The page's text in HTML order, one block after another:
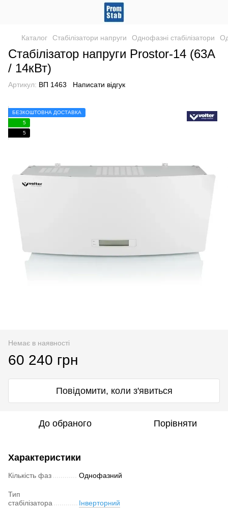
Каталог Стабілізатори напруги Однофазні стабілізатори
Стабілізатор напруги Prostor-14 (63А
/ 14кВт)
Артикул: ВП 1463 Написати відгук
БЕЗКОШТОВНА ДОСТАВКА
5
5
Немає в наявності
60 240 грн
Повідомити, коли з'явиться
До обраного Порівняти
Характеристики
Кількість фаз Однофазний
Тип
стабілізатора
Інверторний